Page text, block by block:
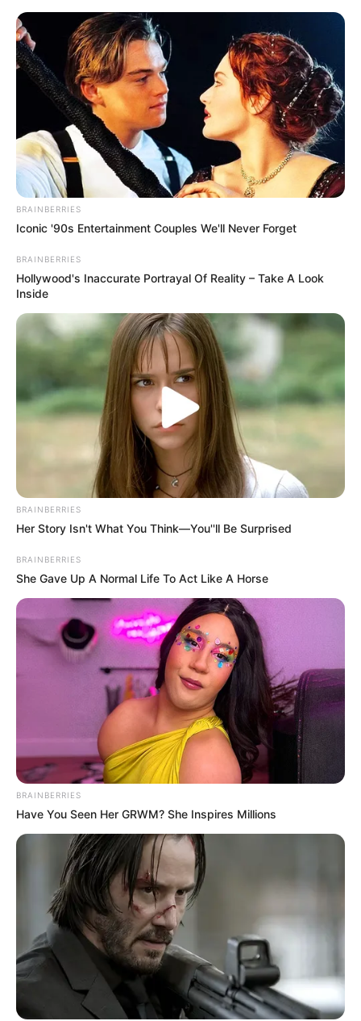
BRAINBERRIES
Iconic '90s Entertainment Couples We'll Never Forget
BRAINBERRIES
Hollywood's Inaccurate Portrayal Of Reality – Take A Look
Inside
BRAINBERRIES
Her Story Isn't What You Think—You''ll Be Surprised
BRAINBERRIES
She Gave Up A Normal Life To Act Like A Horse
BRAINBERRIES
Have You Seen Her GRWM? She Inspires Millions